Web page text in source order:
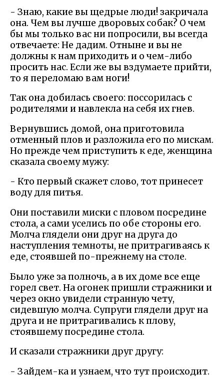
- Знаю, какие вы щедрые люди! закричала
она. Чем вы лучше дворовых собак? О чем
бы мы только вас ни попросили, вы всегда
отвечаете: Не дадим. Отныне и вы не
должны к нам приходить и о чем-либо
просить нас. Если же вы вздумаете прийти,
то я переломаю вам ноги!
Так она добилась своего: поссорилась с
родителями и навлекла на себя их гнев.
Вернувшись домой, она приготовила
отменный плов и разложила его по мискам.
Но прежде чем приступить к еде, женщина
сказала своему мужу:
- Кто первый скажет слово, тот принесет
воду для питья.
Они поставили миски с пловом посредине
стола, а сами уселись по обе стороны его.
Молча глядели они друг на друга до
наступления темноты, не притрагиваясь к
еде, стоявшей по-прежнему на столе.
Было уже за полночь, а в их доме все еще
горел свет. На огонек пришли стражники и
через окно увидели странную чету,
сидевшую молча. Супруги глядели друг на
друга и не притрагивались к плову,
стоявшему посредине стола.
И сказали стражники друг другу:
- Зайдем-ка и узнаем, что тут происходит.